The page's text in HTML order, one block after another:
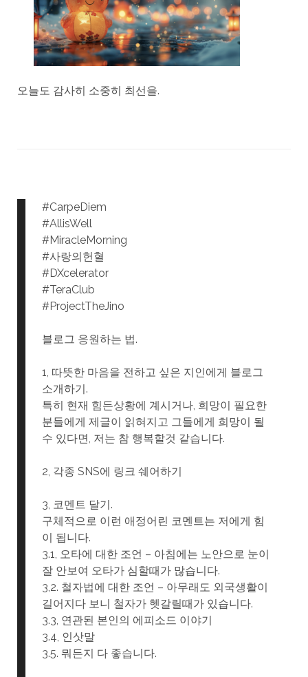
오늘도 감사히 소중히 최선을.
#CarpeDiem
#AllisWell
#MiracleMorning
#사랑의헌혈
#DXcelerator
#TeraClub
#ProjectTheJino
블로그 응원하는 법.
1, 따뜻한 마음을 전하고 싶은 지인에게 블로그
소개하기.
특히 현재 힘든상황에 계시거나, 희망이 필요한
분들에게 제글이 읽혀지고 그들에게 희망이 될
수 있다면, 저는 참 행복할것 같습니다.
2, 각종 SNS에 링크 쉐어하기
3, 코멘트 달기.
구체적으로 이런 애정어린 코멘트는 저에게 힘
이 됩니다.
3.1, 오타에 대한 조언 – 아침에는 노안으로 눈이
잘 안보여 오타가 심할때가 많습니다.
3,2. 철자법에 대한 조언 – 아무래도 외국생활이
길어지다 보니 철자가 헷갈릴때가 있습니다.
3.3, 연관된 본인의 에피소드 이야기
3.4, 인삿말
3.5. 뭐든지 다 좋습니다.